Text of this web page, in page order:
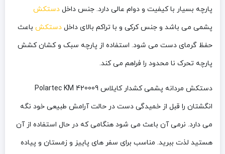
پارچه بسیار با کیفیت و دوام عالی دارد. جنس داخل دستکش
پشمی می باشد و جنس کرکی و با تراکم بالای داخل دستکش باعث
حفظ گرمای دست می شود. استفاده از پارچه سبک و کشان کشش
پارچه تحرک نا محدود را فراهم می کند.
دستکش مردانه پشمی کشدار کایلاس Polartec KM 420009
انگشتان را قبل از خمیدگی دست در حالت آرامش طبیعی خود نگه
می دارد. نرمی آن باعث می شود هنگامی که در حال استفاده از آن
هستید لذت ببرید. مناسب برای سفر های پاییز و زمستان و پیاده